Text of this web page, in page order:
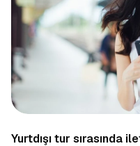
Yurtdışı tur sırasında